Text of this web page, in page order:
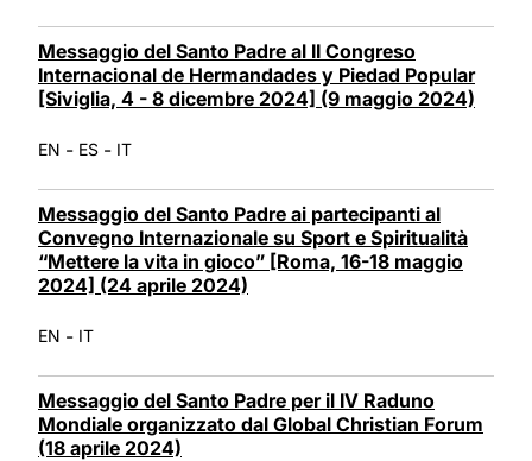
Messaggio del Santo Padre al II Congreso
Internacional de Hermandades y Piedad Popular
[Siviglia, 4 - 8 dicembre 2024] (9 maggio 2024)
EN - ES - IT
Messaggio del Santo Padre ai partecipanti al
Convegno Internazionale su Sport e Spiritualità
“Mettere la vita in gioco” [Roma, 16-18 maggio
2024] (24 aprile 2024)
EN - IT
Messaggio del Santo Padre per il IV Raduno
Mondiale organizzato dal Global Christian Forum
(18 aprile 2024)